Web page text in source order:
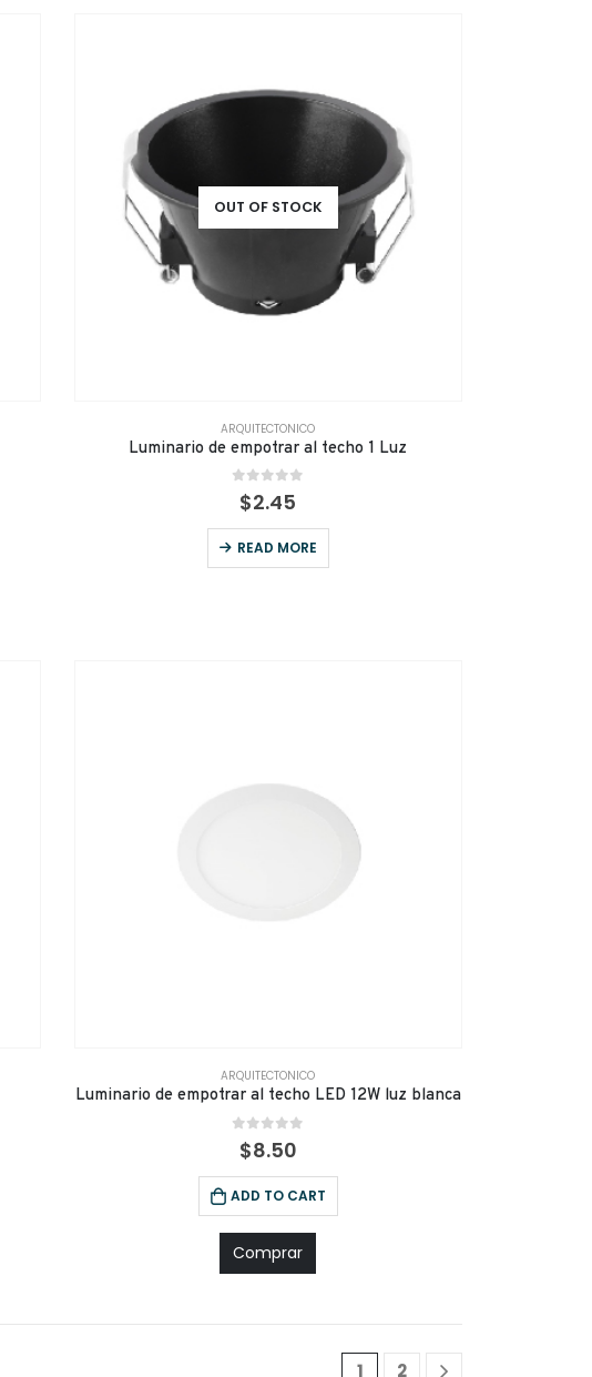
OUT OF STOCK
ARQUITECTONICO
Luminario de empotrar al techo 1 Luz
out of 5
$2.45
READ MORE
ARQUITECTONICO
Luminario de empotrar al techo LED 12W luz blanca
out of 5
$8.50
ADD TO CART
Comprar
1 2